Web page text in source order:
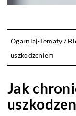
Ogarniaj-Tematy /
uszkodzeniem
Jak